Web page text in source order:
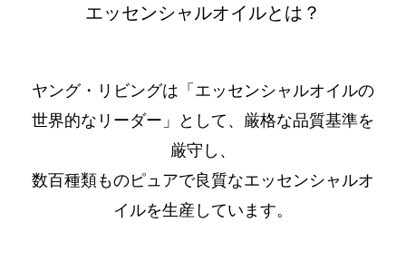
エッセンシャルオイルとは？
ヤング・リビングは「エッセンシャルオイルの
世界的なリーダー」として、厳格な品質基準を
厳守し、
数百種類ものピュアで良質なエッセンシャルオ
イルを生産しています。